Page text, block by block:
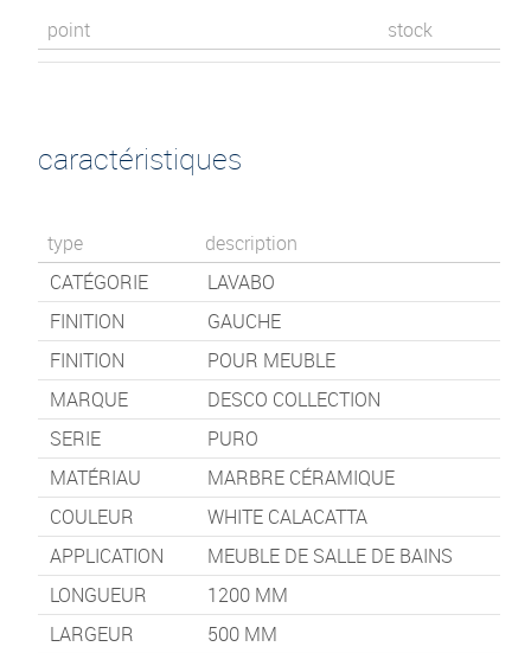
point stock
caractéristiques
type
description
CATÉGORIE
LAVABO
FINITION
GAUCHE
FINITION
POUR MEUBLE
MARQUE
DESCO COLLECTION
SERIE
PURO
MATÉRIAU
MARBRE CÉRAMIQUE
COULEUR
WHITE CALACATTA
APPLICATION
MEUBLE DE SALLE DE BAINS
LONGUEUR
1200 MM
LARGEUR
500 MM